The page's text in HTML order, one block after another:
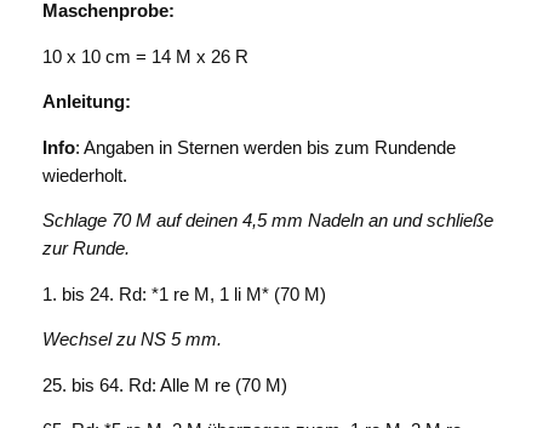
Maschenprobe:
10 x 10 cm = 14 M x 26 R
Anleitung:
Info: Angaben in Sternen werden bis zum Rundende
wiederholt.
Schlage 70 M auf deinen 4,5 mm Nadeln an und schließe
zur Runde.
1. bis 24. Rd: *1 re M, 1 li M* (70 M)
Wechsel zu NS 5 mm.
25. bis 64. Rd: Alle M re (70 M)